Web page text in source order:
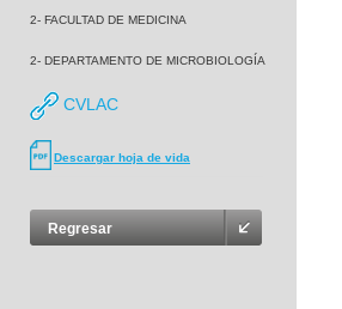
2- FACULTAD DE MEDICINA
2- DEPARTAMENTO DE MICROBIOLOGÍA
CVLAC
Descargar hoja de vida
Regresar